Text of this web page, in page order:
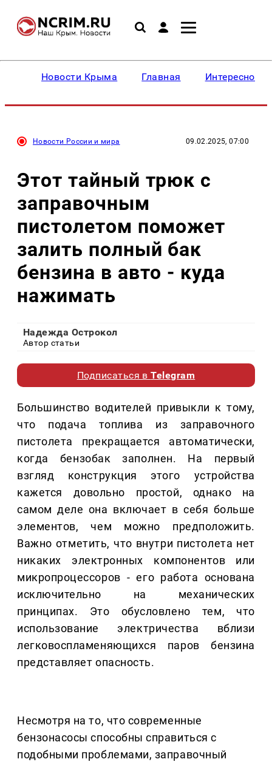
Новости Крыма Главная Интересное
Новости России и мира 09.02.2025, 07:00
Этот тайный трюк с
заправочным
пистолетом поможет
залить полный бак
бензина в авто - куда
нажимать
Надежда Острокол
Автор статьи
Подписаться вTelegram
Большинство водителей привыкли к тому,
что подача топлива из заправочного
пистолета прекращается автоматически,
когда бензобак заполнен. На первый
взгляд конструкция этого устройства
кажется довольно простой, однако на
самом деле она включает в себя больше
элементов, чем можно предположить.
Важно отметить, что внутри пистолета нет
никаких электронных компонентов или
микропроцессоров - его работа основана
исключительно на механических
принципах. Это обусловлено тем, что
использование электричества вблизи
легковоспламеняющихся паров бензина
представляет опасность.
Несмотря на то, что современные
бензонасосы способны справиться с
подобными проблемами, заправочный